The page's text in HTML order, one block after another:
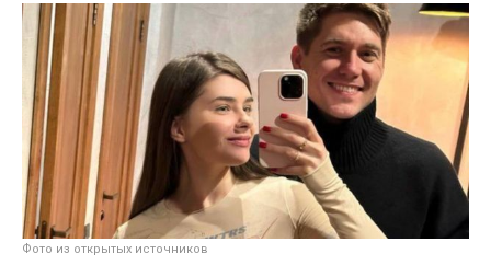
Фото из открытых источников